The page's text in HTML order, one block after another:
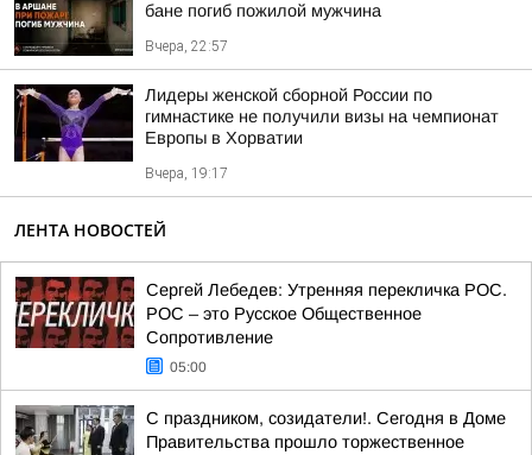
бане погиб пожилой мужчина
Вчера, 22:57
Лидеры женской сборной России по
гимнастике не получили визы на чемпионат
Европы в Хорватии
Вчера, 19:17
ЛЕНТА НОВОСТЕЙ
Сергей Лебедев: Утренняя перекличка РОС.
РОС – это Русское Общественное
Сопротивление
05:00
С праздником, созидатели!. Сегодня в Доме
Правительства прошло торжественное